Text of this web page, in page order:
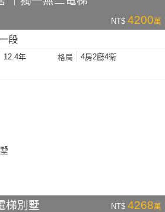
NT$ 4200萬
段
12.4年 格局
4房2廳4衛
梯別墅 NT$ 4268萬